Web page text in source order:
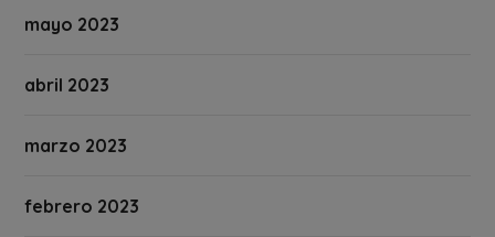
mayo 2023
abril 2023
marzo 2023
febrero 2023